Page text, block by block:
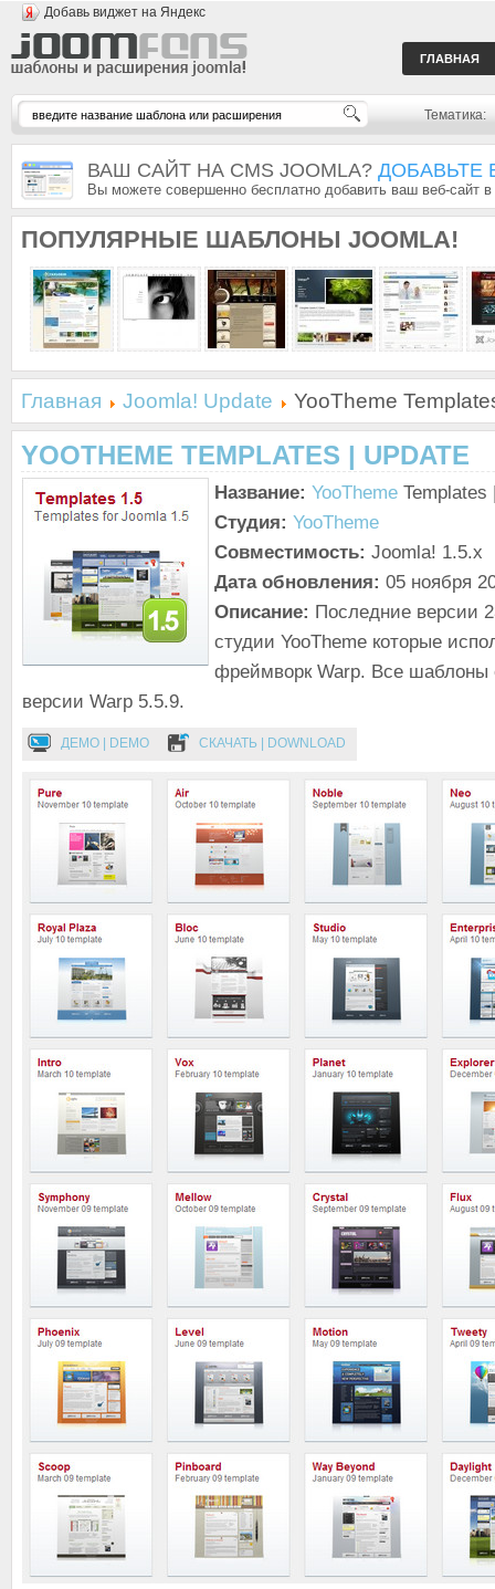
Добавь виджет на Яндекс
ГЛАВНАЯ
Тематика:
ВАШ САЙТ НА CMS JOOMLA? ДОБАВЬТЕ
Вы можете совершенно бесплатно добавить ваш веб-сайт
ПОПУЛЯРНЫЕ ШАБЛОНЫ JOOMLA!
Главная Joomla! Update YooTheme
YOOTHEME TEMPLATES | UPDATE
Название: YooTheme Templates
Студия: YooTheme
Совместимость: Joomla! 1.5.x
Дата обновления: 05 ноября
Описание: Последние версии
студии YooTheme которые
фреймворк Warp. Все шаблоны
версии Warp 5.5.9.
ДЕМО | DEMO СКАЧАТЬ | DOWNLOAD